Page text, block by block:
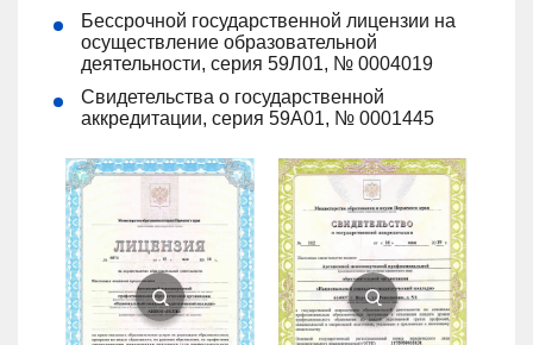
Бессрочной государственной лицензии на
осуществление образовательной
деятельности, серия 59Л01, № 0004019
Свидетельства о государственной
аккредитации, серия 59А01, № 0001445